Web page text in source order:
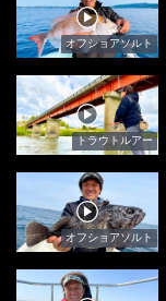
オフショアソルト
トラウトルアー
オフショアソルト